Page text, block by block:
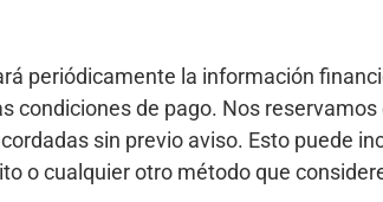
periódicamente la información
de pago. Nos reservamos
sin previo aviso. Esto puede
o cualquier otro método que